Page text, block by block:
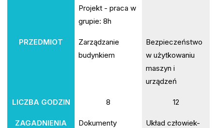
Projekt - praca w
grupie: 8h
PRZEDMIOT
Zarządzanie
budynkiem
Bezpieczeństwo
w użytkowaniu
maszyn i
urządzeń
LICZBA GODZIN 8 12
ZAGADNIENIA
Dokumenty
Układ człowiek-